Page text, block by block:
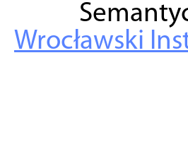
Wrocławski